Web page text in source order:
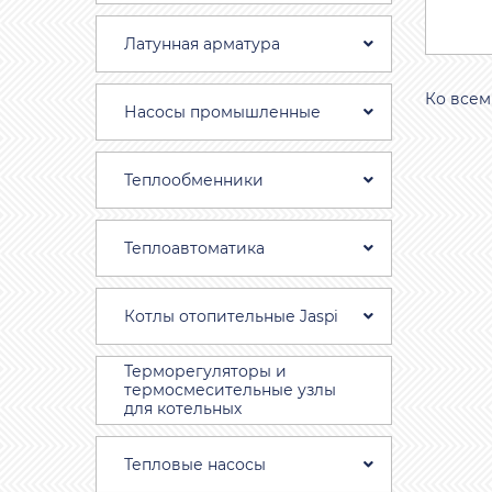
Ко
Латунная арматура
Насосы промышленные
Теплообменники
Теплоавтоматика
Котлы отопительные Jaspi
Терморегуляторы и
термосмесительные узлы
для котельных
Тепловые насосы